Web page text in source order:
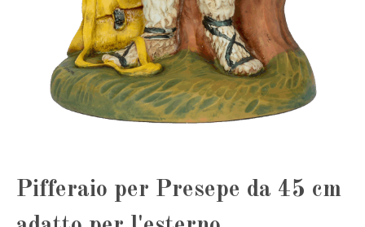
Pifferaio per Presepe da 45 cm